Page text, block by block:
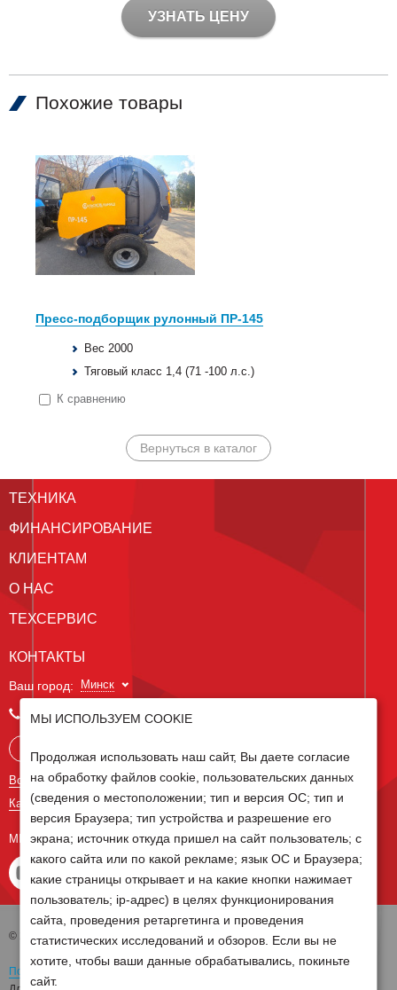
УЗНАТЬ ЦЕНУ
Похожие товары
Пресс-подборщик рулонный ПР-145
Вес 2000
Тяговый класс 1,4 (71 -100 л.с.)
К сравнению
Вернуться в каталог
ТЕХНИКА
ФИНАНСИРОВАНИЕ
КЛИЕНТАМ
О НАС
ТЕХСЕРВИС
КОНТАКТЫ
Ваш город: Минск
+375 29 238 97 34
Все контакты
Карта сайта
МЫ В СОЦ СЕТЯХ
© 2026 Группа компаний Белагро
Политика обработки персональных данных
МЫ ИСПОЛЬЗУЕМ COOKIE
Продолжая использовать наш сайт, Вы даете согласие
на обработку файлов cookie, пользовательских данных
(сведения о местоположении; тип и версия ОС; тип и
версия Браузера; тип устройства и разрешение его
экрана; источник откуда пришел на сайт пользователь; с
какого сайта или по какой рекламе; язык ОС и Браузера;
какие страницы открывает и на какие кнопки нажимает
пользователь; ip-адрес) в целях функционирования
сайта, проведения ретаргетинга и проведения
статистических исследований и обзоров. Если вы не
хотите, чтобы ваши данные обрабатывались, покиньте
сайт.